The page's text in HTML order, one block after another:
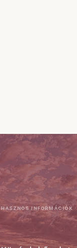
HASZNOS INFORMÁCIÓK